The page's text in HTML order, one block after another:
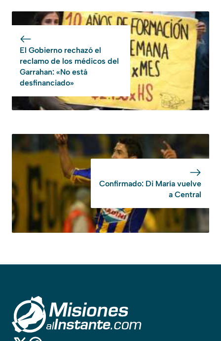
El Gobierno rechazó el
reclamo de los médicos del
Garrahan: «No está
desfinanciado»
Confirmado: Di María vuelve
a Central